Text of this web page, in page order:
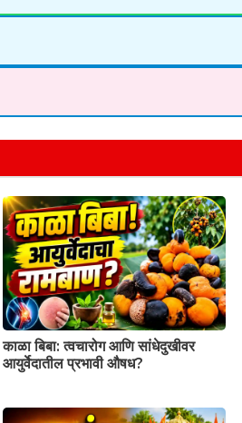
काळा बिबा: त्वचारोग आणि सांधेदुखीवर
आयुर्वेदातील प्रभावी औषध?